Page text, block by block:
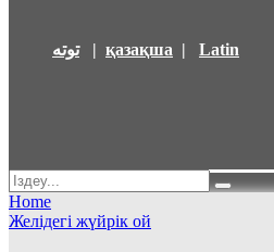
توتە| қазақша | Latin
Home
Желідегі жүйрік ой